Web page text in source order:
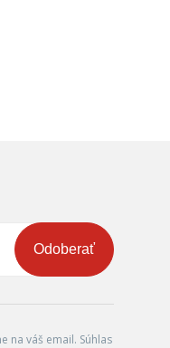
Odoberať
na váš email. Súhlas